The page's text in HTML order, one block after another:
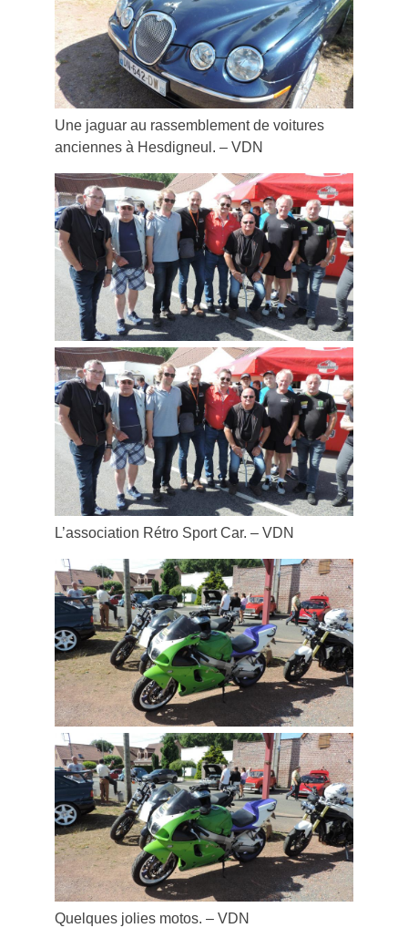
Une jaguar au rassemblement de voitures
anciennes à Hesdigneul. – VDN
L’association Rétro Sport Car. – VDN
Quelques jolies motos. – VDN